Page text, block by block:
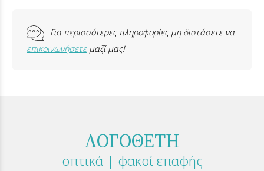
Για περισσότερες πληροφορίες μη διστάσετε να
επικοινωνήσετεμαζί μας!
ΛΟΓΟΘΕΤΗ
οπτικά | φακοί επαφής